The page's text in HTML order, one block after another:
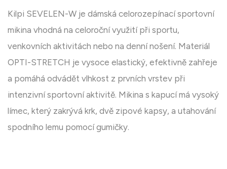
Kilpi SEVELEN-W je dámská celorozepínací sportovní
mikina vhodná na celoroční využití při sportu,
venkovních aktivitách nebo na denní nošení. Materiál
OPTI-STRETCH je vysoce elastický, efektivně zahřeje
a pomáhá odvádět vlhkost z prvních vrstev při
intenzivní sportovní aktivitě. Mikina s kapucí má vysoký
límec, který zakrývá krk, dvě zipové kapsy, a utahování
spodního lemu pomocí gumičky.